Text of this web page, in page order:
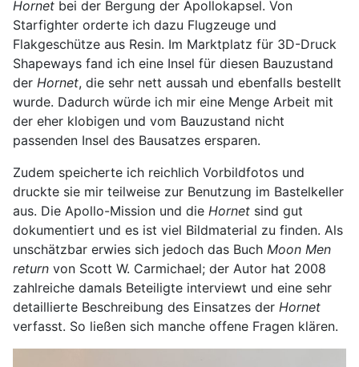
Hornet bei der Bergung der Apollokapsel. Von
Starfighter orderte ich dazu Flugzeuge und
Flakgeschütze aus Resin. Im Marktplatz für 3D-Druck
Shapeways fand ich eine Insel für diesen Bauzustand
der Hornet, die sehr nett aussah und ebenfalls bestellt
wurde. Dadurch würde ich mir eine Menge Arbeit mit
der eher klobigen und vom Bauzustand nicht
passenden Insel des Bausatzes ersparen.
Zudem speicherte ich reichlich Vorbildfotos und
druckte sie mir teilweise zur Benutzung im Bastelkeller
aus. Die Apollo-Mission und die Hornet sind gut
dokumentiert und es ist viel Bildmaterial zu finden. Als
unschätzbar erwies sich jedoch das Buch Moon Men
return von Scott W. Carmichael; der Autor hat 2008
zahlreiche damals Beteiligte interviewt und eine sehr
detaillierte Beschreibung des Einsatzes der Hornet
verfasst. So ließen sich manche offene Fragen klären.